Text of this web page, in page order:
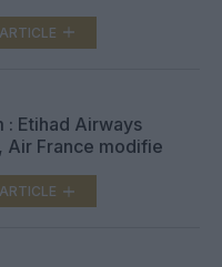
: Etihad Airways
Air France modifie